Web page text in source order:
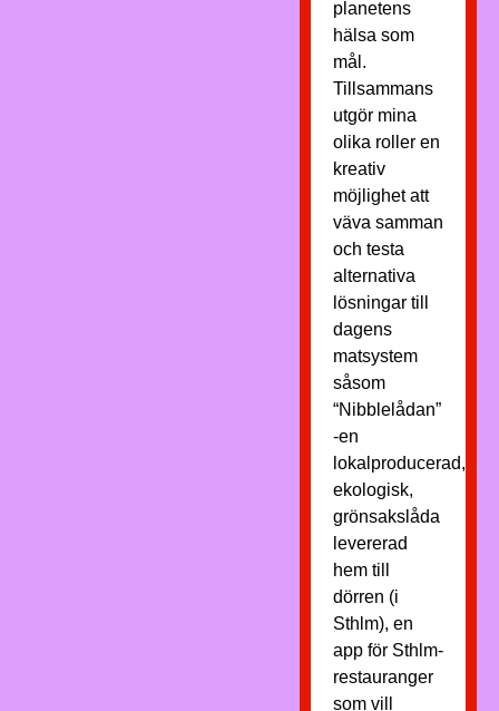
planetens
hälsa som
mål.
Tillsammans
utgör mina
olika roller en
kreativ
möjlighet att
väva samman
och testa
alternativa
lösningar till
dagens
matsystem
såsom
“Nibblelådan”
-en
lokalproducerad,
ekologisk,
grönsakslåda
levererad
hem till
dörren (i
Sthlm), en
app för Sthlm-
restauranger
som vill